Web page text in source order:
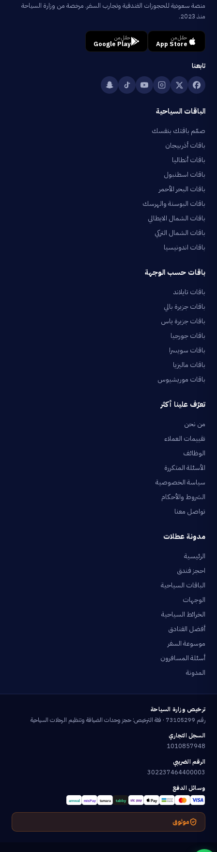
منصة سعودية للحجوزات الفندقية وتجارب السفر. مرخصة من وزارة السياحة
منذ 2023.
حمّل من
App Store
حمّل من
Google Play
تابعنا
الباقات السياحية
صمّم باقتك بنفسك
باقات أذربيجان
باقات أنطاليا
باقات اسطنبول
باقات البحر الأحمر
باقات البوسنة والهرسك
باقات الشمال الايطالي
باقات الشمال التركي
باقات اندونيسيا
باقات حسب الوجهة
باقات تايلاند
باقات جزيرة بالي
باقات جزيرة ياس
باقات جورجيا
باقات سويسرا
باقات ماليزيا
باقات موريشيوس
تعرّف علينا أكثر
من نحن
تقييمات العملاء
الوظائف
الأسئلة المتكررة
سياسة الخصوصية
الشروط والأحكام
تواصل معنا
مدونة عطلات
الرئيسية
احجز فندق
الباقات السياحية
الوجهات
الخرائط السياحية
أفضل الفنادق
موسوعة السفر
أسئلة المسافرون
المدونة
ترخيص وزارة السياحة
رقم 73105299 · فئة الترخيص: حجز وحدات الضيافة وتنظيم الرحلات السياحية
السجل التجاري
1010857948
الرقم الضريبي
302237464400003
وسائل الدفع
موثوق